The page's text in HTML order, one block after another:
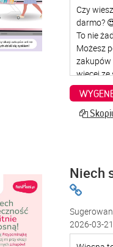
Niech
2026-03-